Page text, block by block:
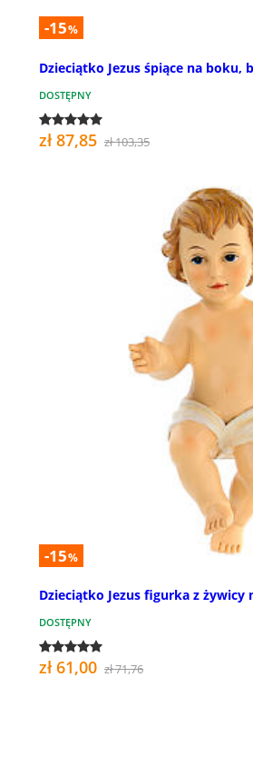
-15%
Dzieciątko Jezus śpiące na boku,
DOSTĘPNY
zł 87,85 zł 103,35
-15%
Dzieciątko Jezus figurka z żywicy
DOSTĘPNY
zł 61,00 zł 71,76